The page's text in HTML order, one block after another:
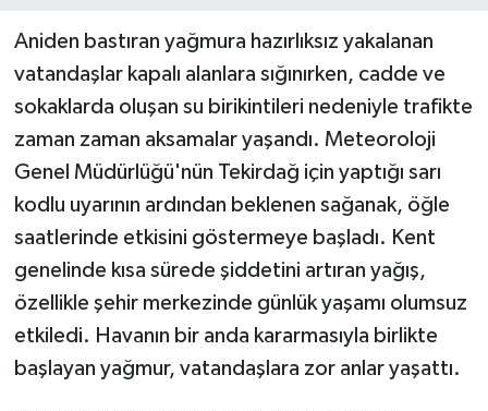
Aniden bastıran yağmura hazırlıksız yakalanan
vatandaşlar kapalı alanlara sığınırken, cadde ve
sokaklarda oluşan su birikintileri nedeniyle trafikte
zaman zaman aksamalar yaşandı. Meteoroloji
Genel Müdürlüğü'nün Tekirdağ için yaptığı sarı
kodlu uyarının ardından beklenen sağanak, öğle
saatlerinde etkisini göstermeye başladı. Kent
genelinde kısa sürede şiddetini artıran yağış,
özellikle şehir merkezinde günlük yaşamı olumsuz
etkiledi. Havanın bir anda kararmasıyla birlikte
başlayan yağmur, vatandaşlara zor anlar yaşattı.